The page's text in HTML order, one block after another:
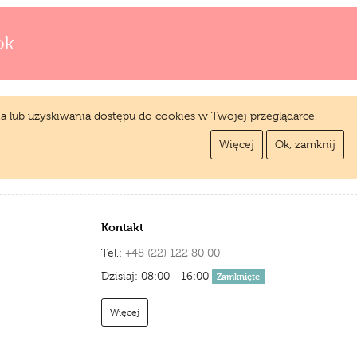
uzyskiwania dostępu do cookies w Twojej przeglądarce.
Więcej Ok, zamknij
Kontakt
Tel.: +48 (22) 122 80 00
Dzisiaj: 08:00 - 16:00
Zamknięte
Więcej